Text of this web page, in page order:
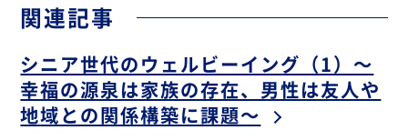
関連記事
シニア世代のウェルビーイング（1）～
幸福の源泉は家族の存在、男性は友人や
地域との関係構築に課題～